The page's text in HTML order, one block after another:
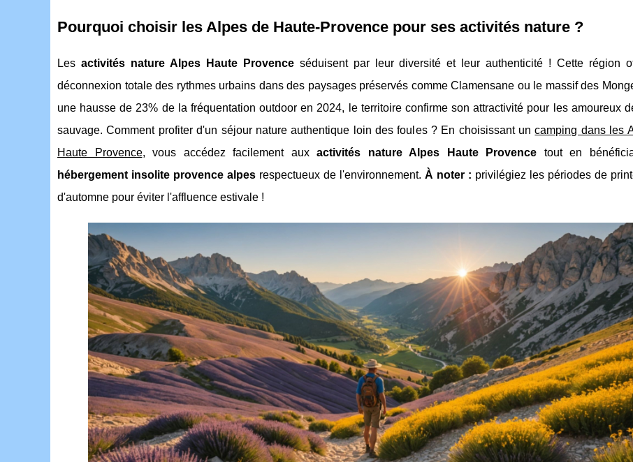
Pourquoi choisir les Alpes de Haute-Provence pour ses activités nature ?
Les activités nature Alpes Haute Provenceséduisent par leur diversité et leur authenticité ! Cette région
déconnexion totale des rythmes urbains dans des paysages préservés comme Clamensane ou le massif des
une hausse de 23% de la fréquentation outdoor en 2024, le territoire confirme son attractivité pour les amoureux
sauvage. Comment profiter d'un séjour nature authentique loin des foules ? En choisissant uncamping dans les
Haute Provence, vous accédez facilement aux activités nature Alpes Haute Provence tout en
hébergement insolite provence alpes respectueux de l'environnement. À noter : privilégiez les périodes de
d'automne pour éviter l'affluence estivale !